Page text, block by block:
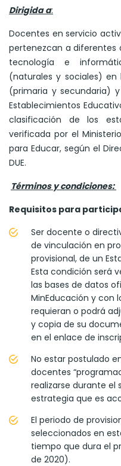
Dirigida a:
Docentes en servicio
pertenezcan a diferentes
tecnología e
(naturales y sociales) en
(primaria y secundaria)
Establecimientos
clasificación de los
verificada por el
para Educar, según el
DUE.
Términos y condiciones:
Requisitos para
Ser docente o
de vinculación en
provisional, de un
Esta condición será
las bases de datos
MinEducación y con
requieran o podrá
y copia de su
en el enlace de
No estar postulado
docentes
realizarse durante el
estrategia que es
El periodo de
seleccionados en
tiempo que dura el
de 2020).